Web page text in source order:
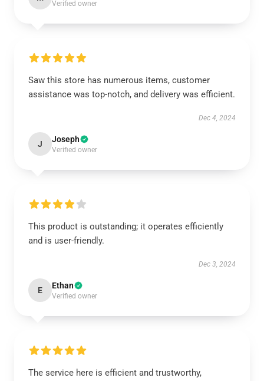
Verified owner
Saw this store has numerous items, customer
assistance was top-notch, and delivery was efficient.
Dec 4, 2024
J Joseph
Verified owner
This product is outstanding; it operates efficiently
and is user-friendly.
Dec 3, 2024
E Ethan
Verified owner
The service here is efficient and trustworthy,